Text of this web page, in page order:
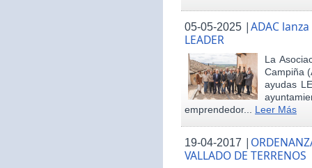
05-05-2025 |ADAC
LEADER
La
Campiña
ayudas
emprendedor... Leer Más
19-04-2017 |
VALLADO DE TERRENOS